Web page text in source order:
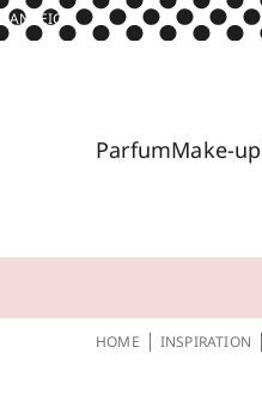
ANZEIGE
ParfumMake-up
HOME INSPIRATION